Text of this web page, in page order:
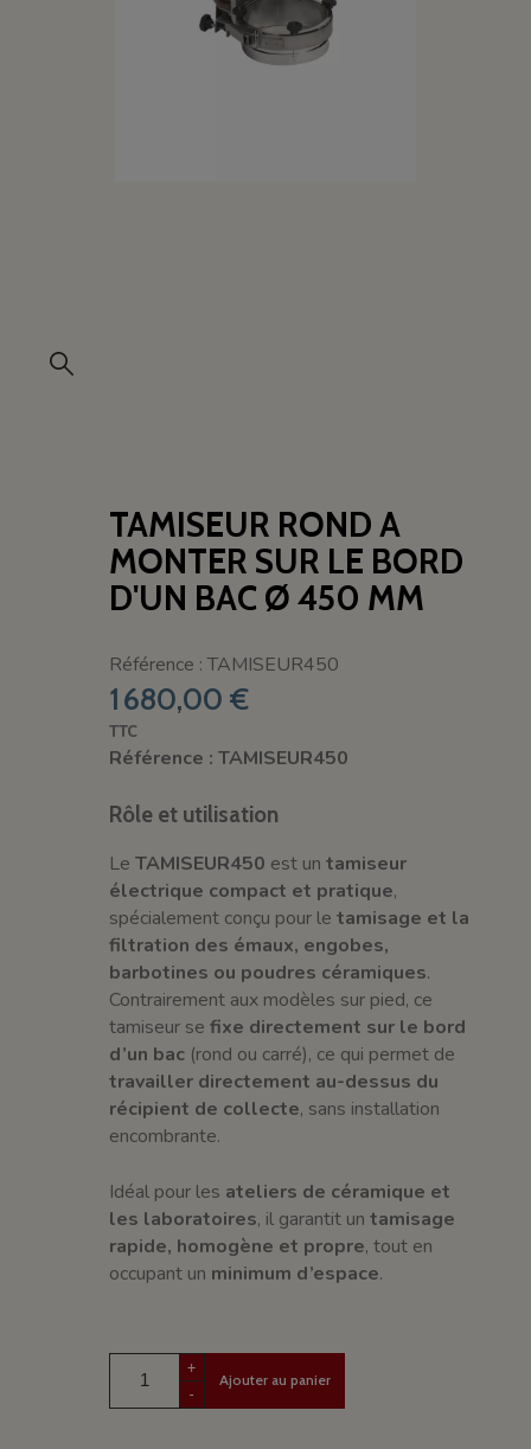
TAMISEUR ROND A
MONTER SUR LE BORD
D'UN BAC Ø 450 MM
Référence : TAMISEUR450
1 680,00 €
TTC
Référence : TAMISEUR450
Rôle et utilisation
LeTAMISEUR450 est untamiseur
électrique compact et pratique,
spécialement conçu pour letamisage et la
filtration des émaux, engobes,
barbotines ou poudres céramiques.
Contrairement aux modèles sur pied, ce
tamiseur sefixe directement sur le bord
d’un bac (rond ou carré), ce qui permet de
travailler directement au-dessus du
récipient de collecte, sans installation
encombrante.
Idéal pour les ateliers de céramique et
les laboratoires, il garantit untamisage
rapide, homogène et propre, tout en
occupant un minimum d’espace.
+
-
Ajouter au panier